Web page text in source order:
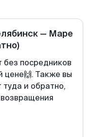
— Маре
без посредников
цене🙌. Также вы
и обратно,